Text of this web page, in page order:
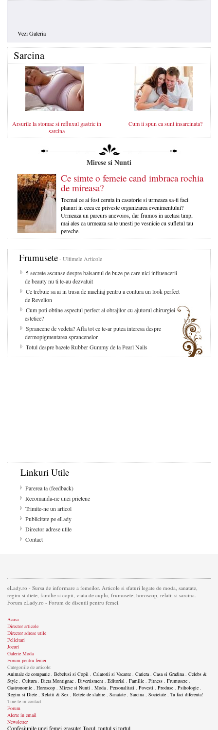
Vezi Galeria
Sarcina
Arsurile la stomac si refluxul gastric in
sarcina
Cum ii spun ca sunt insarcinata?
Mirese si Nunti
Ce simte o femeie cand imbraca rochia
de mireasa?
Tocmai ce ai fost ceruta in casatorie si urmeaza sa-ti faci
planuri in ceea ce priveste organizarea evenimentului?
Urmeaza un parcurs anevoios, dar frumos in acelasi timp,
mai ales ca urmeaza sa te unesti pe vesnicie cu sufletul tau
pereche.
Frumusete- Ultimele Articole
5 secrete ascunse despre balsamul de buze pe care nici influencerii
de beauty nu ti le-au dezvaluit
Ce trebuie sa ai in trusa de machiaj pentru a contura un look perfect
de Revelion
Cum poti obtine aspectul perfect al obrajilor cu ajutorul chirurgiei
estetice?
Sprancene de vedeta? Afla tot ce te-ar putea interesa despre
dermopigmentarea sprancenelor
Totul despre bazele Rubber Gummy de la Pearl Nails
Linkuri Utile
Parerea ta (feedback)
Recomanda-ne unei prietene
Trimite-ne un articol
Publicitate pe eLady
Director adrese utile
Contact
eLady.ro - Sursa de informare a femeilor. Articole si sfaturi legate de moda, sanatate,
regim si diete, familie si copii, viata de cuplu, frumusete, horoscop, relatii si sarcina.
Forum eLady.ro - Forum de discutii pentru femei.
Acasa
Director articole
Director adrese utile
Felicitari
Jocuri
Galerie Moda
Forum pentru femei
Categoriile de articole:
Animale de companie , Bebelusi si Copii , Calatorii si Vacante , Cariera, Casa si Gradina, Celebs &
Style , Cultura, Dieta Montignac , Divertisment , Editorial , Familie , Fitness , Frumusete ,
Gastronomie , Horoscop , Mirese si Nunti , Moda, Personalitati , Povesti , Produse , Psihologie ,
Regim si Diete , Relatii & Sex , Retete de slabire , Sanatate , Sarcina, Societate , Tu faci diferenta!
Tine-te in contact
Forum
Alerte in email
Newsletter
Confesiunile unei femei grasute: Tocul, tontul si tortul